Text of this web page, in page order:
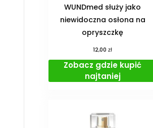
WUNDmed służy jako
niewidoczna osłona na
opryszczkę
12,00zł
Zobacz gdzie kupić
najtaniej